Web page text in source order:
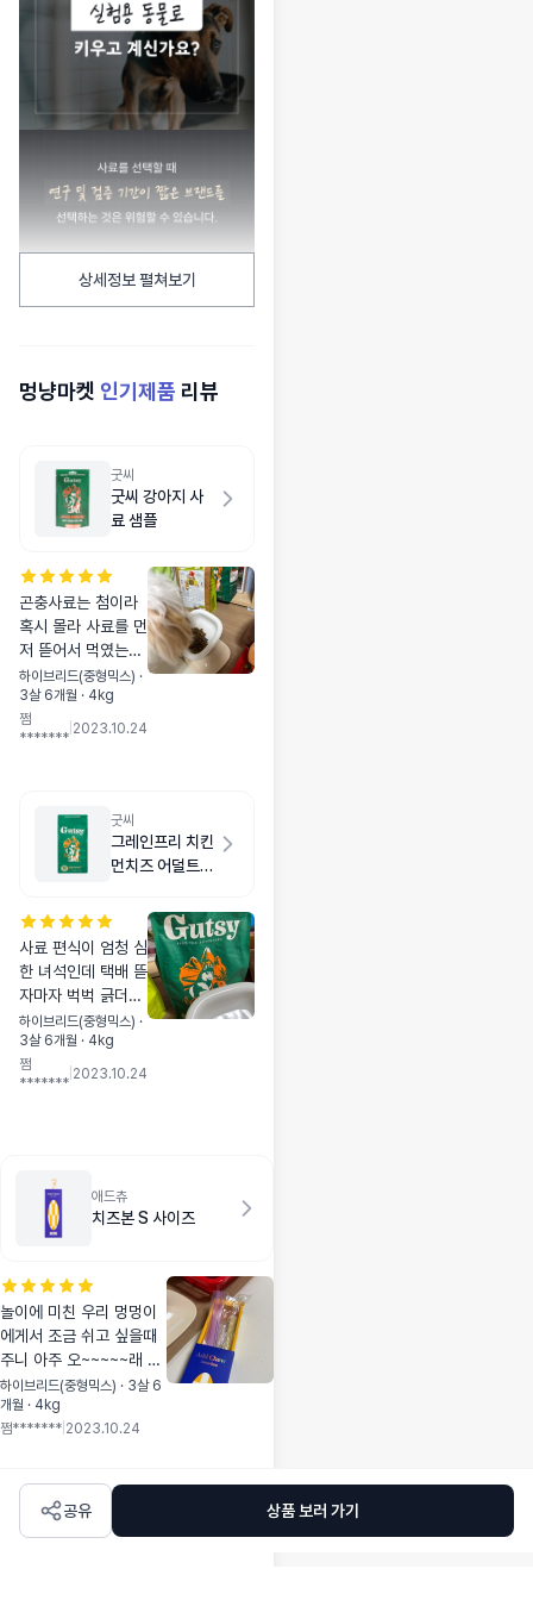
상세정보 펼쳐보기
멍냥마켓 인기제품 리뷰
굿씨
굿씨 강아지 사
료 샘플
곤충사료는 첨이라
혹시 몰라 사료를 먼
저 뜯어서 먹였는데
잘 먹어요! 예전 사
료와 섞여 먹이는중
인데 굿씨 위주로 골
하이브리드(중형믹스) ·
3살 6개월 · 4kg
쩜
*******
2023.10.24
굿씨
그레인프리 치킨
먼치즈 어덜트
사료 편식이 엄청 심
한 녀석인데 택배 뜯
자마자 벅벅 긁더니
기존사료는 다 골라
내고 이것만 골라 먹
었어요. ㅎㅎ 몇일이
하이브리드(중형믹스) ·
3살 6개월 · 4kg
쩜
*******
2023.10.24
애드츄
치즈본 S 사이즈
놀이에 미친 우리 멍멍이
에게서 조금 쉬고 싶을때
주니 아주 오~~~~~래 먹
고 가지고 놀아서 좋네요!!
최고입니다!
하이브리드(중형믹스) · 3살 6
개월 · 4kg
쩜******* 2023.10.24
공유 상품 보러 가기